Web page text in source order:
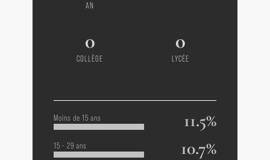
AN
0
COLLÈGE
0
LYCÉE
Moins de 15 ans 11.5%
15 - 29 ans 10.7%